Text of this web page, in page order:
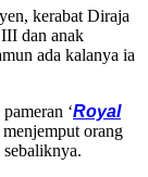
kerabat Diraja
dan anak
ada kalanya ia
‘Royal
menjemput orang